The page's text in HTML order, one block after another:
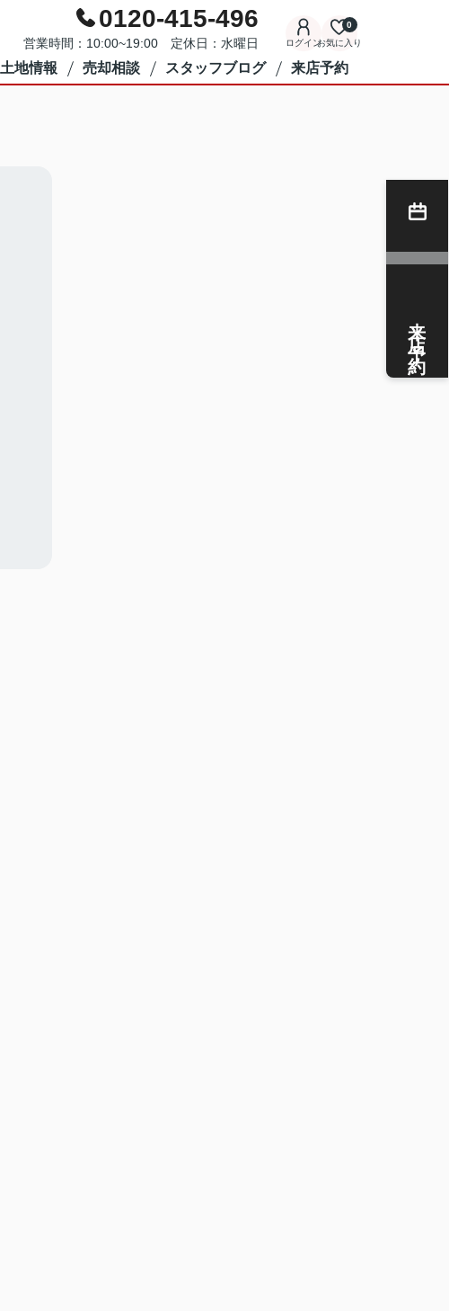
0120-415-496
営業時間：10:00~19:00 定休日：水曜日 ログインお気に入り
0
土地情報 売却相談 スタッフブログ 来店予約
来店予約